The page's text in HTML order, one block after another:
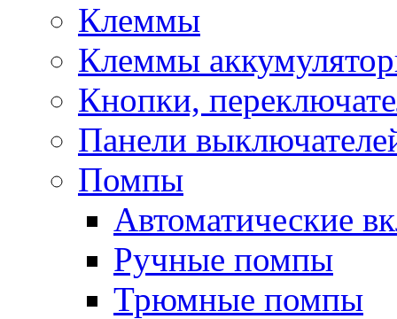
Клеммы
Клеммы
Кнопки,
Панели
Помпы
Автоматические
Ручные помпы
Трюмные помпы